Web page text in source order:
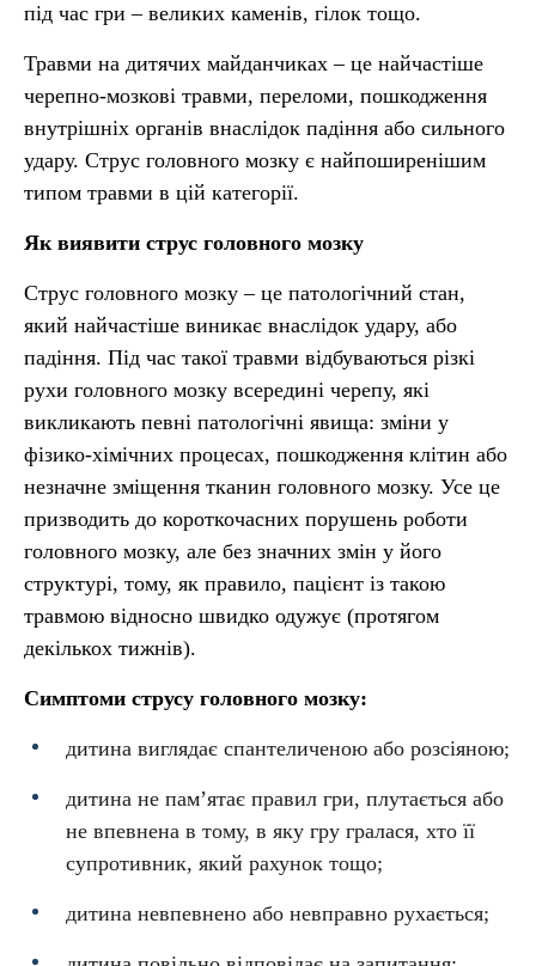
під час гри – великих каменів, гілок тощо.
Травми на дитячих майданчиках – це найчастіше
черепно-мозкові травми, переломи, пошкодження
внутрішніх органів внаслідок падіння або сильного
удару. Струс головного мозку є найпоширенішим
типом травми в цій категорії.
Як виявити струс головного мозку
Струс головного мозку – це патологічний стан,
який найчастіше виникає внаслідок удару, або
падіння. Під час такої травми відбуваються різкі
рухи головного мозку всередині черепу, які
викликають певні патологічні явища: зміни у
фізико-хімічних процесах, пошкодження клітин або
незначне зміщення тканин головного мозку. Усе це
призводить до короткочасних порушень роботи
головного мозку, але без значних змін у його
структурі, тому, як правило, пацієнт із такою
травмою відносно швидко одужує (протягом
декількох тижнів).
Симптоми струсу головного мозку:
дитина виглядає спантеличеною або розсіяною;
дитина не пам’ятає правил гри, плутається або
не впевнена в тому, в яку гру гралася, хто її
супротивник, який рахунок тощо;
дитина невпевнено або невправно рухається;